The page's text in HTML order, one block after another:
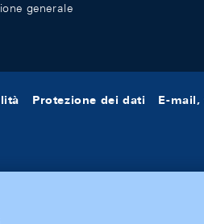
generale
Protezione dei dati E-